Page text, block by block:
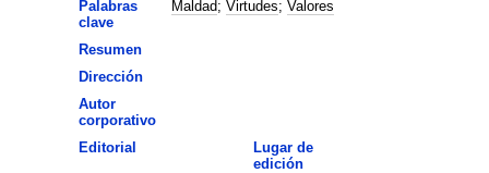
Palabras
clave
Maldad; Virtudes; Valores
Resumen
Dirección
Autor
corporativo
Editorial
Lugar de
edición